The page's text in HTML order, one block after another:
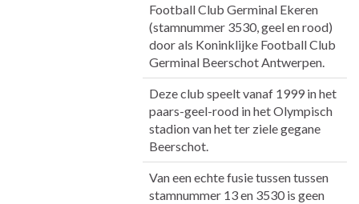
Football Club Germinal Ekeren
(stamnummer 3530, geel en rood)
door als Koninklijke Football Club
Germinal Beerschot Antwerpen.
Deze club speelt vanaf 1999 in het
paars-geel-rood in het Olympisch
stadion van het ter ziele gegane
Beerschot.
Van een echte fusie tussen tussen
stamnummer 13 en 3530 is geen